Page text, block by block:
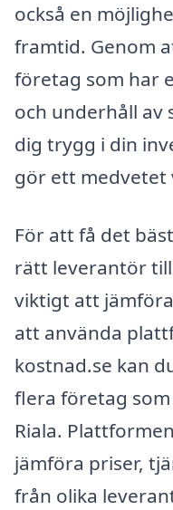
också en
framtid. Genom
företag som har
och underhåll av
dig trygg i din
gör ett medvetet
För att få det
rätt leverantör
viktigt att
att använda
kostnad.se kan
flera företag
Riala.
jämföra priser,
från olika